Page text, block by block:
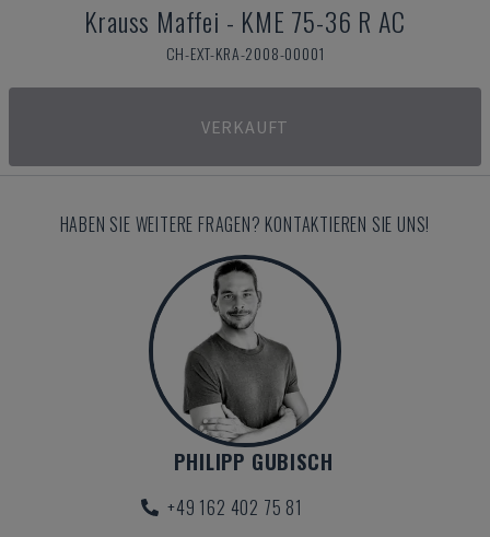
Krauss Maffei - KME 75-36 R AC
CH-EXT-KRA-2008-00001
VERKAUFT
HABEN SIE WEITERE FRAGEN? KONTAKTIEREN SIE UNS!
PHILIPP GUBISCH
+49 162 402 75 81